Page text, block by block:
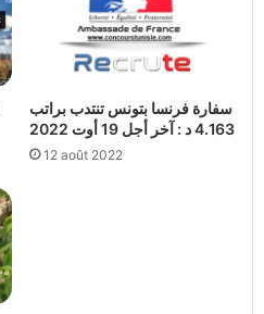
سفارة فرنسا بتونس تنتدب براتب
4.163 د : آخر أجل 19 أوت 2022
12 août 2022